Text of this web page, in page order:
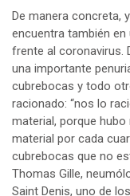
De manera concreta,
encuentra también
frente al coronavirus.
una importante
cubrebocas y todo
racionado: “nos lo
material, porque hubo
material por cada
cubrebocas que no
Thomas Gille,
Saint Denis, uno de